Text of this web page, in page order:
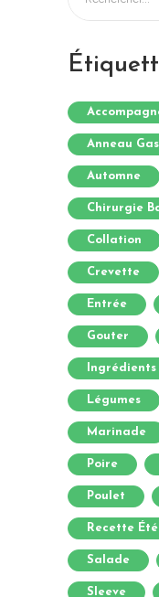
Anneau
Automne
Chirurgie
Collation
Crevette
Entrée
Gouter
Légumes
Marinade
Poire
Poulet
Recette Été
Salade
Sleeve